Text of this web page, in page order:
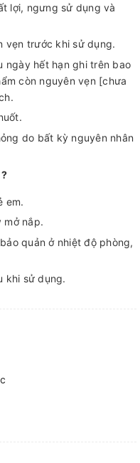
lợi, ngưng sử dụng và
vẹn trước khi sử dụng.
ngày hết hạn ghi trên bao
còn nguyên vẹn [chưa
do bất kỳ nguyên nhân
em.
mở nắp.
quản ở nhiệt độ phòng,
khi sử dụng.